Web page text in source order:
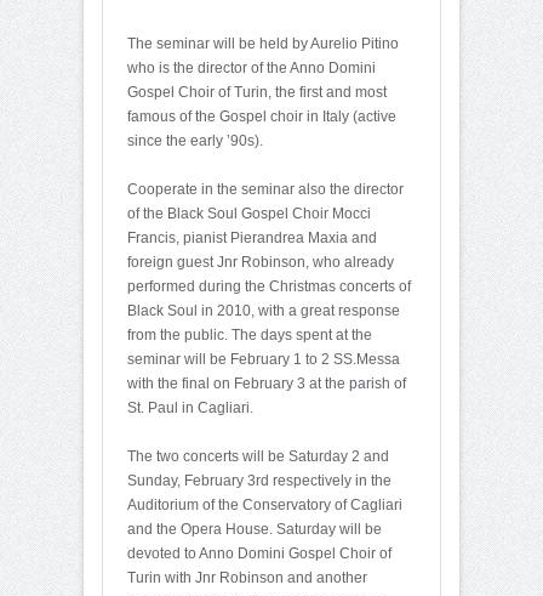
The seminar will be held by Aurelio Pitino
who is the director of the Anno Domini
Gospel Choir of Turin, the first and most
famous of the Gospel choir in Italy (active
since the early ’90s).
Cooperate in the seminar also the director
of the Black Soul Gospel Choir Mocci
Francis, pianist Pierandrea Maxia and
foreign guest Jnr Robinson, who already
performed during the Christmas concerts of
Black Soul in 2010, with a great response
from the public. The days spent at the
seminar will be February 1 to 2 SS.Messa
with the final on February 3 at the parish of
St. Paul in Cagliari.
The two concerts will be Saturday 2 and
Sunday, February 3rd respectively in the
Auditorium of the Conservatory of Cagliari
and the Opera House. Saturday will be
devoted to Anno Domini Gospel Choir of
Turin with Jnr Robinson and another